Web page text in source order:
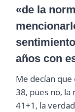
«de la
años con
Me decían que
38, pues no, la
41+1, la